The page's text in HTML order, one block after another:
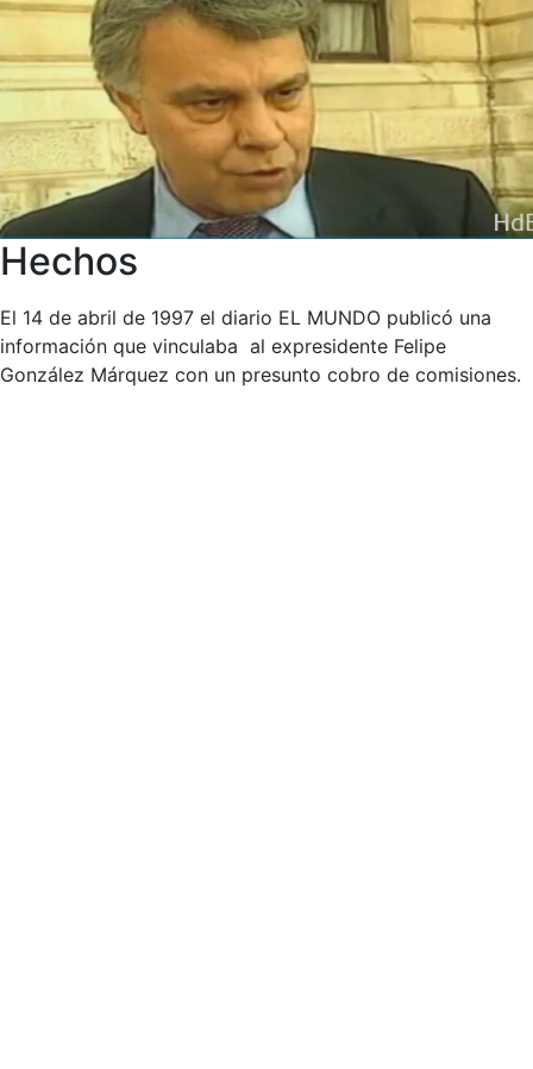
Hechos
El 14 de abril de 1997 el diario EL MUNDO publicó una
información que vinculaba al expresidente Felipe
González Márquez con un presunto cobro de comisiones.